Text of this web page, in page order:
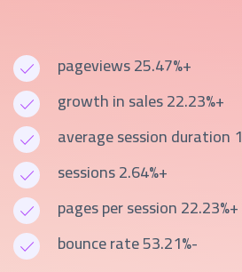
+25.47% pageviews
+22.23% growth in sales
+2.64% sessions
+22.23% pages per session
-53.21% bounce rate